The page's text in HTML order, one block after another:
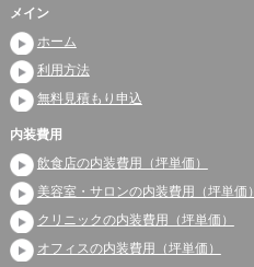
メイン
ホーム
利用方法
無料見積もり申込
内装費用
飲食店の内装費用（坪単価）
美容室・サロンの内装費用（坪単価）
クリニックの内装費用（坪単価）
オフィスの内装費用（坪単価）